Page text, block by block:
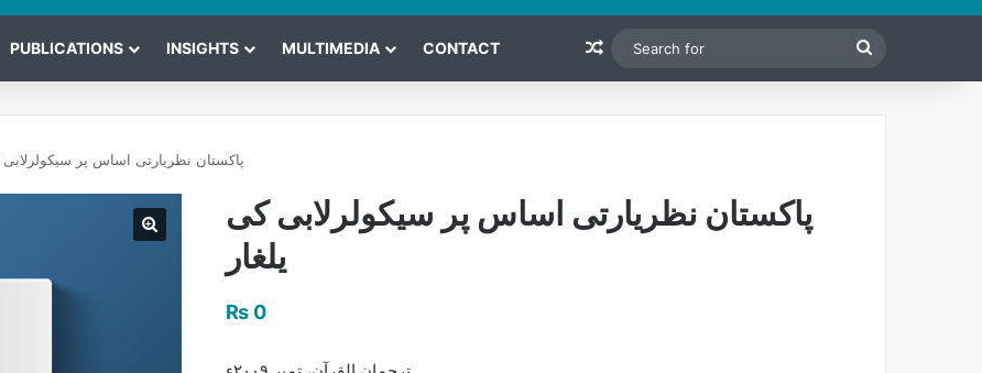
PUBLICATIONS INSIGHTS MULTIMEDIA CONTACT Random Article
for
پاکستان نظریارتی اساس پر سیکولرلابی
پاکستان نظریارتی اساس پر سیکولرلابی کی
یلغار
₨0